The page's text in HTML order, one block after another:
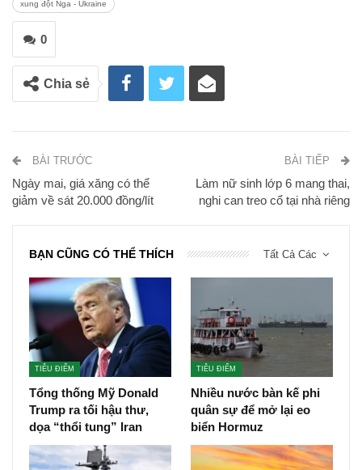
xung đột Nga - Ukraine
0
Chia sẻ
BÀI TRƯỚC
Ngày mai, giá xăng có thể
giảm về sát 20.000 đồng/lít
BÀI TIẾP
Làm nữ sinh lớp 6 mang thai,
nghi can treo cổ tại nhà riêng
Tất Cả Các
BẠN CŨNG CÓ THỂ THÍCH
TIÊU ĐIỂM
Tổng thống Mỹ Donald
Trump ra tối hậu thư,
dọa “thổi tung” Iran
TIÊU ĐIỂM
Nhiều nước bàn kế phi
quân sự để mở lại eo
biển Hormuz